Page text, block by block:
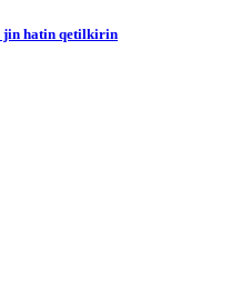
jin hatin qetilkirin